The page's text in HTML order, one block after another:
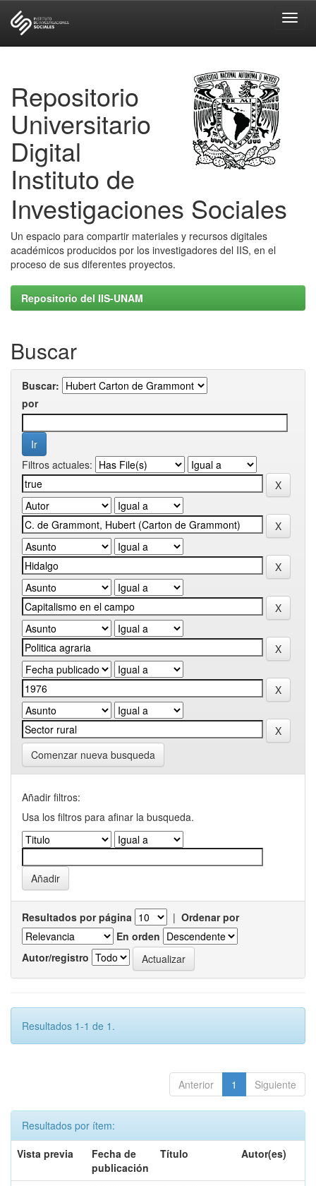
Repositorio
Universitario
Digital
Instituto de
Investigaciones Sociales
Un espacio para compartir materiales y recursos digitales
académicos producidos por los investigadores del IIS, en el
proceso de sus diferentes proyectos.
Repositorio del IIS-UNAM
Buscar
Buscar:
por
Filtros actuales:
Comenzar nueva busqueda
Añadir filtros:
Usa los filtros para afinar la busqueda.
Resultados por página | Ordenar por
En orden
Autor/registro
Resultados 1-1 de 1.
Anterior 1 Siguiente
Resultados por ítem:
Vista previa
Fecha de
publicación
Título Autor(es)